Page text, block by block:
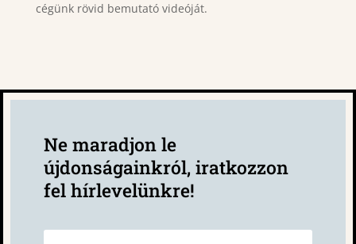
cégünk rövid bemutató videóját.
Ne maradjon le
újdonságainkról, iratkozzon
fel hírlevelünkre!